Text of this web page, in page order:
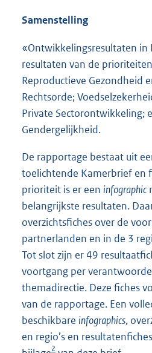
Samenstelling
«Ontwikkelingsresultaten in
resultaten van de
Reproductieve Gezondheid
Rechtsorde;
Private Sectorontwikkeling;
Gendergelijkheid.
De rapportage bestaat uit
toelichtende Kamerbrief en
prioriteit is er een infographic
belangrijkste resultaten.
overzichtsfiches over de
partnerlanden en in de 3
Tot slot zijn er 49
voortgang per
themadirectie. Deze fiches
van de rapportage. Een
beschikbare infographics,
en regio’s en
2